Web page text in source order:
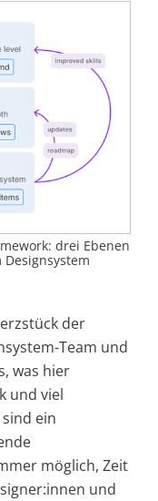
drei Ebenen
der
Team und
was hier
und viel
ein
möglich, Zeit
und